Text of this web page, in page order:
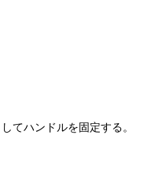
てハンドルを固定する。